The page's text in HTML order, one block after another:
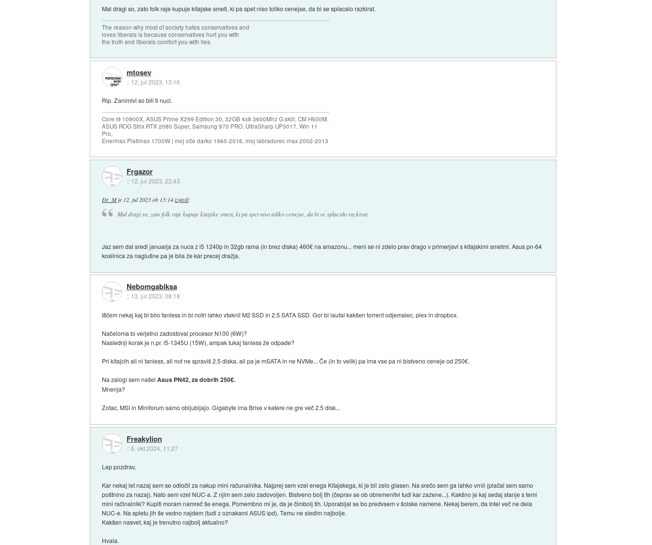
Mal dragi so, zato folk raje kupuje kitajske smeti, ki pa spet niso toliko cenejse, da bi se splacalo razkirat.
The reason why most of society hates conservatives and
loves liberals is because conservatives hurt you with
the truth and liberals comfort you with lies.
mtosev
:: 12. jul 2023, 13:16
Rip. Zanimivi so bili ti nuci.
Core i9 10900X, ASUS Prime X299 Edition 30, 32GB 4x8 3600Mhz G.skill, CM H500M,
ASUS ROG Strix RTX 2080 Super, Samsung 970 PRO, UltraSharp UP3017, Win 11
Pro,
Enermax Platimax 1700W | moj oče darko 1960-2016, moj labradorec max 2002-2013
Frgazor
:: 12. jul 2023, 22:43
Dr_Mje 12. jul 2023 ob 13:14 izjavil:
Mal dragi so, zato folk raje kupuje kitajske smeti, ki pa spet niso toliko cenejse, da bi se splacalo razkirat.
Jaz sem dal sredi januarja za nuca z i5 1240p in 32gb rama (in brez diska) 460€ na amazonu... meni se ni zdelo prav drago v primerjavi s kitajskimi smetmi. Asus pn-64
kosilnica za naglušne pa je bila že kar precej dražja.
Nebomgabiksa
:: 13. jul 2023, 08:18
Iščem nekaj kaj bi bilo fanless in bi notri lahko vtaknil M2 SSD in 2.5 SATA SSD. Gor bi laufal kakšen torrent odjemalec, plex in dropbox.
Načeloma bi verjetno zadostoval procesor N100 (6W)?
Naslednji korak je n.pr. i5-1345U (15W), ampak tukaj fanless že odpade?
Pri kitajcih ali ni fanless, ali not ne spraviš 2.5 diska, ali pa je mSATA in ne NVMe... Če (in to velik) pa ima vse pa ni bistveno ceneje od 250€.
Na zalogi sem našelAsus PN42, za dobrih 250€.
Mnenja?
Zotac, MSI in Miniforum samo obljubljajo. Gigabyte ima Brixe v katere ne gre več 2.5 disk...
Freakylion
::6. okt 2024, 11:27
Lep pozdrav,
Kar nekaj let nazaj sem se odločil za nakup mini računalnika. Najprej sem vzel enega Kitajskega, ki je bil zelo glasen. Na srečo sem ga lahko vrnil (plačal sem samo
poštnino za nazaj). Nato sem vzel NUC-a. Z njim sem zelo zadovoljen. Bistveno bolj tih (čeprav se ob obremenitvi tudi kar zažene...). Kakšno je kaj sedaj stanje s temi
mini račinalniki? Kupiti moram namreč še enega. Pomembno mi je, da je čimbolj tih. Uporabljal se bo predvsem v šolske namene. Nekaj berem, da Intel več ne dela
NUC-e. Na spletu jih še vedno najdem (tudi z oznakami ASUS ipd). Temu ne sledim najbolje.
Kakšen nasvet, kaj je trenutno najbolj aktualno?
Hvala.